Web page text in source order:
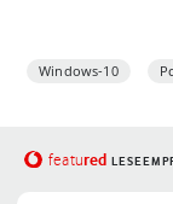
Windows-10 Pc
featured